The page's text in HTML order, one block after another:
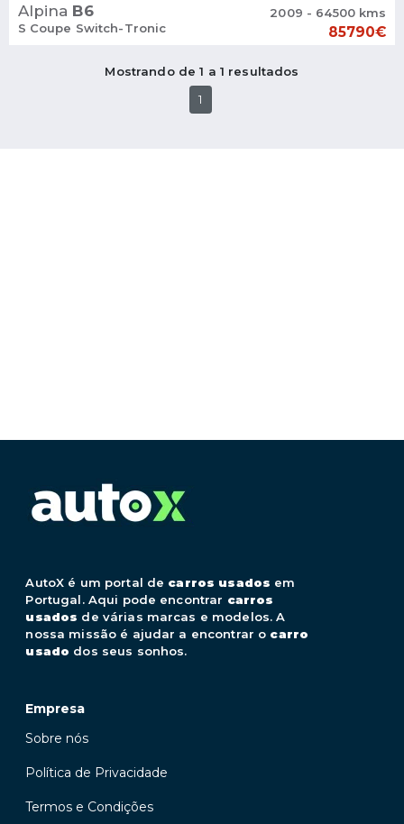
Alpina B6
S Coupe Switch-Tronic
2009 - 64500 kms
85790€
Mostrando de 1 a 1 resultados
1
AutoX é um portal de carros usados em
Portugal. Aqui pode encontrar carros
usados de várias marcas e modelos. A
nossa missão é ajudar a encontrar o carro
usado dos seus sonhos.
Empresa
Sobre nós
Política de Privacidade
Termos e Condições